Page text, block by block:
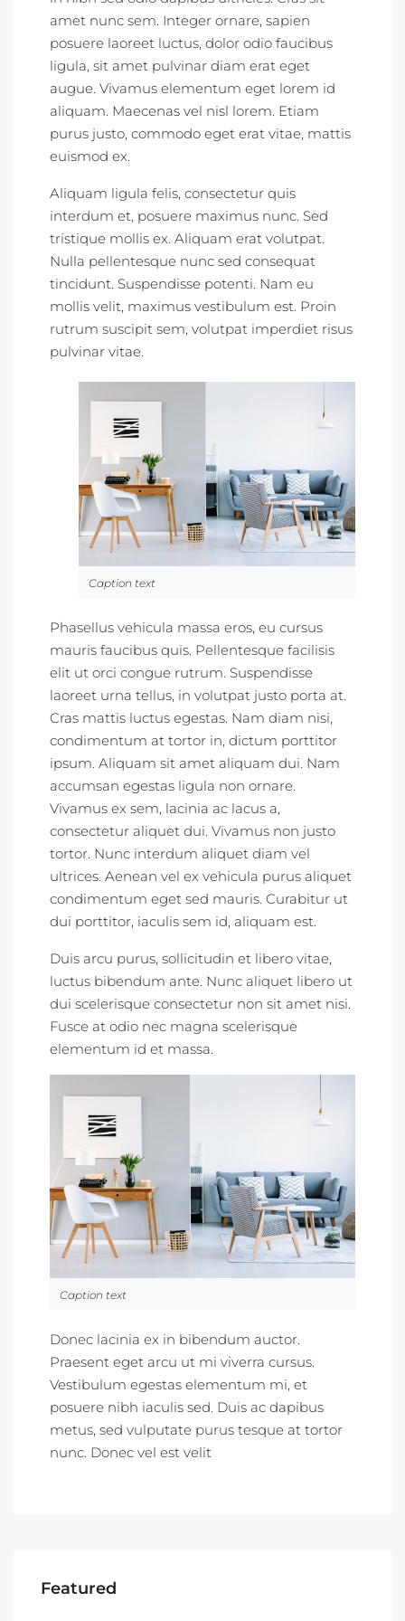
amet nunc sem. Integer ornare, sapien
posuere laoreet luctus, dolor odio faucibus
ligula, sit amet pulvinar diam erat eget
augue. Vivamus elementum eget lorem id
aliquam. Maecenas vel nisl lorem. Etiam
purus justo, commodo eget erat vitae, mattis
euismod ex.
Aliquam ligula felis, consectetur quis
interdum et, posuere maximus nunc. Sed
tristique mollis ex. Aliquam erat volutpat.
Nulla pellentesque nunc sed consequat
tincidunt. Suspendisse potenti. Nam eu
mollis velit, maximus vestibulum est. Proin
rutrum suscipit sem, volutpat imperdiet risus
pulvinar vitae.
Caption text
Phasellus vehicula massa eros, eu cursus
mauris faucibus quis. Pellentesque facilisis
elit ut orci congue rutrum. Suspendisse
laoreet urna tellus, in volutpat justo porta at.
Cras mattis luctus egestas. Nam diam nisi,
condimentum at tortor in, dictum porttitor
ipsum. Aliquam sit amet aliquam dui. Nam
accumsan egestas ligula non ornare.
Vivamus ex sem, lacinia ac lacus a,
consectetur aliquet dui. Vivamus non justo
tortor. Nunc interdum aliquet diam vel
ultrices. Aenean vel ex vehicula purus aliquet
condimentum eget sed mauris. Curabitur ut
dui porttitor, iaculis sem id, aliquam est.
Duis arcu purus, sollicitudin et libero vitae,
luctus bibendum ante. Nunc aliquet libero ut
dui scelerisque consectetur non sit amet nisi.
Fusce at odio nec magna scelerisque
elementum id et massa.
Caption text
Donec lacinia ex in bibendum auctor.
Praesent eget arcu ut mi viverra cursus.
Vestibulum egestas elementum mi, et
posuere nibh iaculis sed. Duis ac dapibus
metus, sed vulputate purus tesque at tortor
nunc. Donec vel est velit
Featured